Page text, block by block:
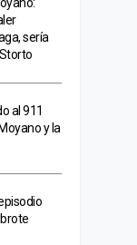
sería
al 911
y la